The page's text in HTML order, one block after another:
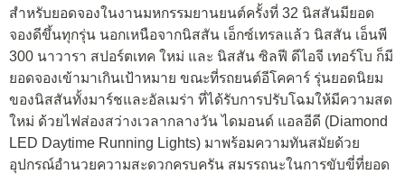
สำหรับยอดจองในงานมหกรรมยานยนต์ครั้งที่ 32 นิสสันมียอด
จองดีขึ้นทุกรุ่น นอกเหนือจากนิสสัน เอ็กซ์เทรลแล้ว นิสสัน เอ็นพี
300 นาวารา สปอร์ตเทค ใหม่ และ นิสสัน ซิลฟี ดีไอจี เทอร์โบ ก็มี
ยอดจองเข้ามาเกินเป้าหมาย ขณะที่รถยนต์อีโคคาร์ รุ่นยอดนิยม
ของนิสสันทั้งมาร์ชและอัลเมร่า ที่ได้รับการปรับโฉมให้มีความสด
ใหม่ ด้วยไฟส่องสว่างเวลากลางวัน ไดมอนด์ แอลอีดี (Diamond
LED Daytime Running Lights) มาพร้อมความทันสมัยด้วย
อุปกรณ์อำนวยความสะดวกครบครัน สมรรถนะในการขับขี่ที่ยอด